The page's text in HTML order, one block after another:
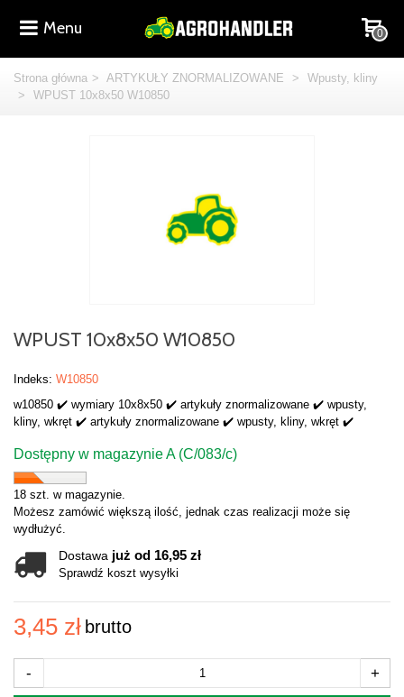
Menu 0
Strona główna > ARTYKUŁY ZNORMALIZOWANE >
Wpusty, kliny
>
WPUST 10x8x50 W10850
WPUST 10x8x50 W10850
Indeks: W10850
w10850 ✔️ wymiary 10x8x50 ✔️ artykuły znormalizowane ✔️ wpusty,
kliny, wkręt ✔️ artykuły znormalizowane ✔️ wpusty, kliny, wkręt ✔️
Dostępny w magazynie A (C/083/c)
18 szt. w magazynie.
Możesz zamówić większą ilość, jednak czas realizacji może się
wydłużyć.
Dostawa już od 16,95 zł
Sprawdź koszt wysyłki
3,45 zł brutto
- +